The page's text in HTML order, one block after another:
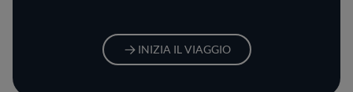
INIZIA IL VIAGGIO